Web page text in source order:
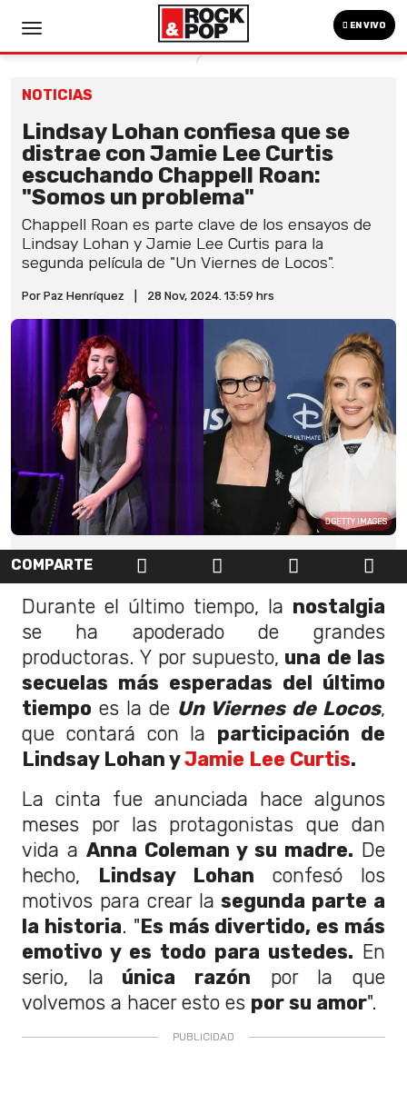
EN VIVO
NOTICIAS
Lindsay Lohan confiesa que se
distrae con Jamie Lee Curtis
escuchando Chappell Roan:
"Somos un problema"
Chappell Roan es parte clave de los ensayos de
Lindsay Lohan y Jamie Lee Curtis para la
segunda película de "Un Viernes de Locos".
Por Paz Henríquez 28 Nov, 2024. 13:59 hrs
GETTY IMAGES
COMPARTE
Durante el último tiempo, la nostalgia
se ha apoderado de grandes
productoras. Y por supuesto, una de las
secuelas más esperadas del último
tiempo es la de Un Viernes de Locos,
que contará con la participación de
Lindsay Lohan yJamie Lee Curtis.
La cinta fue anunciada hace algunos
meses por las protagonistas que dan
vida a Anna Coleman y su madre. De
hecho, Lindsay Lohan confesó los
motivos para crear lasegunda parte a
la historia. "Es más divertido, es más
emotivo y es todo para ustedes. En
serio, la única razón por la que
volvemos a hacer esto es por su amor".